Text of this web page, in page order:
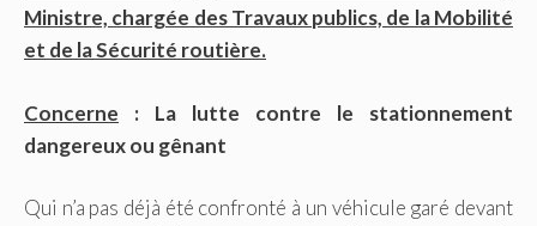
Ministre, chargée des Travaux publics, de la Mobilité
et de la Sécurité routière.
Concerne : La lutte contre le stationnement
dangereux ou gênant
Qui n’a pas déjà été confronté à un véhicule garé devant